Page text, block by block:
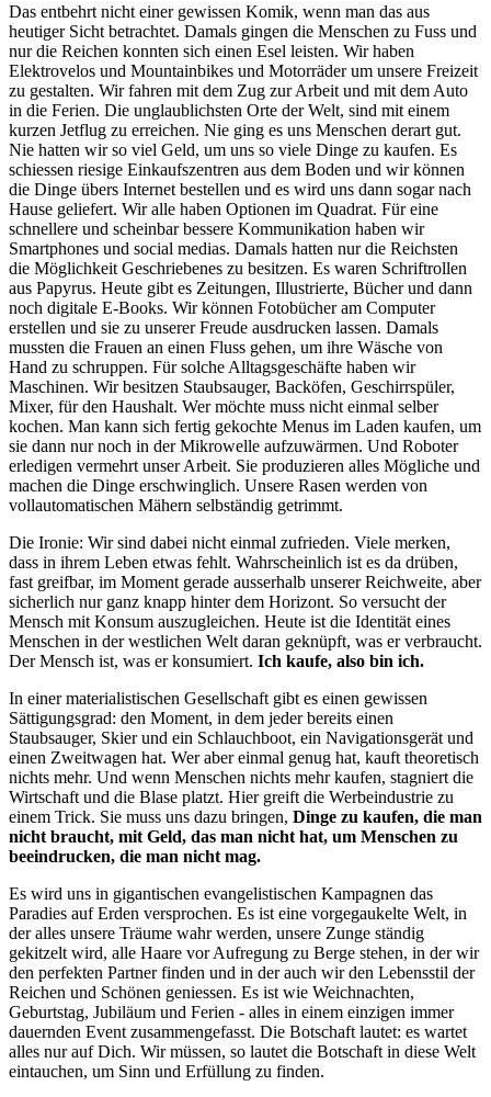
Das entbehrt nicht einer gewissen Komik, wenn man das aus
heutiger Sicht betrachtet. Damals gingen die Menschen zu Fuss und
nur die Reichen konnten sich einen Esel leisten. Wir haben
Elektrovelos und Mountainbikes und Motorräder um unsere Freizeit
zu gestalten. Wir fahren mit dem Zug zur Arbeit und mit dem Auto
in die Ferien. Die unglaublichsten Orte der Welt, sind mit einem
kurzen Jetflug zu erreichen. Nie ging es uns Menschen derart gut.
Nie hatten wir so viel Geld, um uns so viele Dinge zu kaufen. Es
schiessen riesige Einkaufszentren aus dem Boden und wir können
die Dinge übers Internet bestellen und es wird uns dann sogar nach
Hause geliefert. Wir alle haben Optionen im Quadrat. Für eine
schnellere und scheinbar bessere Kommunikation haben wir
Smartphones und social medias. Damals hatten nur die Reichsten
die Möglichkeit Geschriebenes zu besitzen. Es waren Schriftrollen
aus Papyrus. Heute gibt es Zeitungen, Illustrierte, Bücher und dann
noch digitale E-Books. Wir können Fotobücher am Computer
erstellen und sie zu unserer Freude ausdrucken lassen. Damals
mussten die Frauen an einen Fluss gehen, um ihre Wäsche von
Hand zu schruppen. Für solche Alltagsgeschäfte haben wir
Maschinen. Wir besitzen Staubsauger, Backöfen, Geschirrspüler,
Mixer, für den Haushalt. Wer möchte muss nicht einmal selber
kochen. Man kann sich fertig gekochte Menus im Laden kaufen, um
sie dann nur noch in der Mikrowelle aufzuwärmen. Und Roboter
erledigen vermehrt unser Arbeit. Sie produzieren alles Mögliche und
machen die Dinge erschwinglich. Unsere Rasen werden von
vollautomatischen Mähern selbständig getrimmt.
Die Ironie: Wir sind dabei nicht einmal zufrieden. Viele merken,
dass in ihrem Leben etwas fehlt. Wahrscheinlich ist es da drüben,
fast greifbar, im Moment gerade ausserhalb unserer Reichweite, aber
sicherlich nur ganz knapp hinter dem Horizont. So versucht der
Mensch mit Konsum auszugleichen. Heute ist die Identität eines
Menschen in der westlichen Welt daran geknüpft, was er verbraucht.
Der Mensch ist, was er konsumiert. Ich kaufe, also bin ich.
In einer materialistischen Gesellschaft gibt es einen gewissen
Sättigungsgrad: den Moment, in dem jeder bereits einen
Staubsauger, Skier und ein Schlauchboot, ein Navigationsgerät und
einen Zweitwagen hat. Wer aber einmal genug hat, kauft theoretisch
nichts mehr. Und wenn Menschen nichts mehr kaufen, stagniert die
Wirtschaft und die Blase platzt. Hier greift die Werbeindustrie zu
einem Trick. Sie muss uns dazu bringen, Dinge zu kaufen, die man
nicht braucht, mit Geld, das man nicht hat, um Menschen zu
beeindrucken, die man nicht mag.
Es wird uns in gigantischen evangelistischen Kampagnen das
Paradies auf Erden versprochen. Es ist eine vorgegaukelte Welt, in
der alles unsere Träume wahr werden, unsere Zunge ständig
gekitzelt wird, alle Haare vor Aufregung zu Berge stehen, in der wir
den perfekten Partner finden und in der auch wir den Lebensstil der
Reichen und Schönen geniessen. Es ist wie Weichnachten,
Geburtstag, Jubiläum und Ferien - alles in einem einzigen immer
dauernden Event zusammengefasst. Die Botschaft lautet: es wartet
alles nur auf Dich. Wir müssen, so lautet die Botschaft in diese Welt
eintauchen, um Sinn und Erfüllung zu finden.